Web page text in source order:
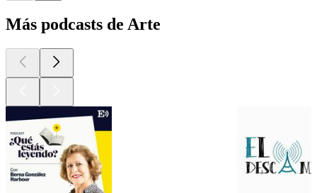
Más podcasts de Arte